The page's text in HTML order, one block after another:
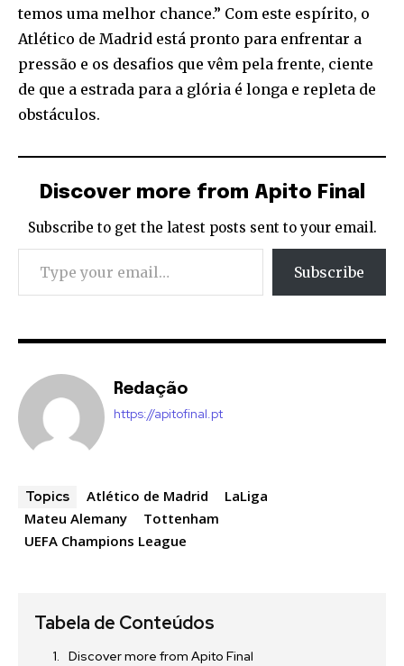
temos uma melhor chance.” Com este espírito, o
Atlético de Madrid está pronto para enfrentar a
pressão e os desafios que vêm pela frente, ciente
de que a estrada para a glória é longa e repleta de
obstáculos.
Discover more from Apito Final
Subscribe to get the latest posts sent to your email.
Type your email…
Subscribe
Redação
https://apitofinal.pt
Topics Atlético de Madrid
LaLiga
Mateu Alemany
Tottenham
UEFA Champions League
Tabela de Conteúdos
Discover more from Apito Final